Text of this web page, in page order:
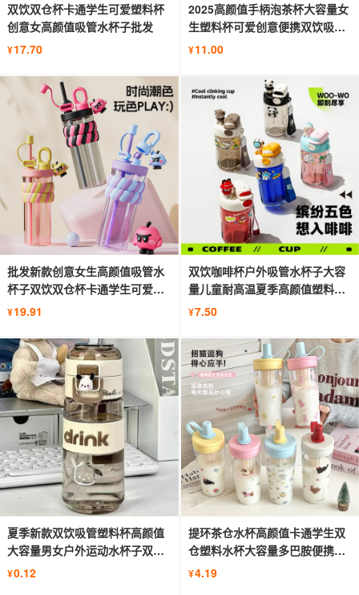
双饮双仓杯卡通学生可爱塑料杯
创意女高颜值吸管水杯子批发
¥17.70
2025高颜值手柄泡茶杯大容量女
生塑料杯可爱创意便携双饮吸管
水杯
¥11.00
批发新款创意女生高颜值吸管水
杯子双饮双仓杯卡通学生可爱塑
料杯
¥19.91
双饮咖啡杯户外吸管水杯子大容
量儿童耐高温夏季高颜值塑料杯
子
¥7.50
夏季新款双饮吸管塑料杯高颜值
大容量男女户外运动水杯子双层
防漏
¥0.12
提环茶仓水杯高颜值卡通学生双
仓塑料水杯大容量多巴胺便携吸
管杯
¥4.19